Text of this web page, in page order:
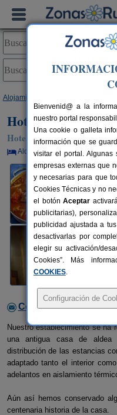
Alojamientos
Hotel Porto de
Hotel Rural en Rinlo /
Alquiler por habitaciones
Contactar con el
Nuestro establecimiento se ha
una antigua casa de
distribución de las estancias
adaptado tanto el interior
adelantos en aislamiento
Aún así hemos conservado
centenaria historia de la casa.
Bienvenid@ a la
nuestro portal
Una cookie o galleta
información que se
visitar el portal. Algunas
empresas externas que
y necesarias para que
Cookies Técnicas y no
el botónAceptar
publicitarias),
publicidad ajustada a
desactivarlas por
elegir su activación/
Cookies”. Más
COOKIES.